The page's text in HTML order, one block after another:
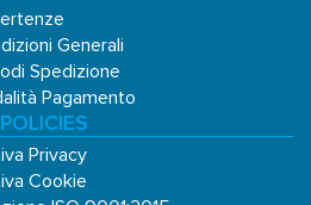
Generali
Spedizione
Pagamento
POLICIES
Privacy
Cookie